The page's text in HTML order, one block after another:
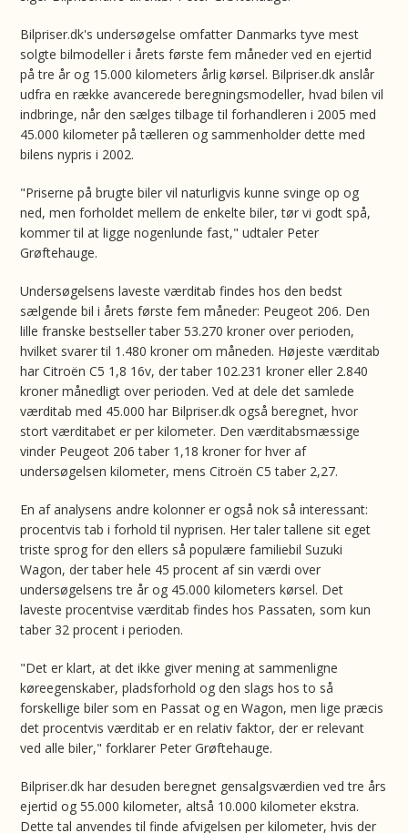
Bilpriser.dk's undersøgelse omfatter Danmarks tyve mest
solgte bilmodeller i årets første fem måneder ved en ejertid
på tre år og 15.000 kilometers årlig kørsel. Bilpriser.dk anslår
udfra en række avancerede beregningsmodeller, hvad bilen vil
indbringe, når den sælges tilbage til forhandleren i 2005 med
45.000 kilometer på tælleren og sammenholder dette med
bilens nypris i 2002.
"Priserne på brugte biler vil naturligvis kunne svinge op og
ned, men forholdet mellem de enkelte biler, tør vi godt spå,
kommer til at ligge nogenlunde fast," udtaler Peter
Grøftehauge.
Undersøgelsens laveste værditab findes hos den bedst
sælgende bil i årets første fem måneder: Peugeot 206. Den
lille franske bestseller taber 53.270 kroner over perioden,
hvilket svarer til 1.480 kroner om måneden. Højeste værditab
har Citroën C5 1,8 16v, der taber 102.231 kroner eller 2.840
kroner månedligt over perioden. Ved at dele det samlede
værditab med 45.000 har Bilpriser.dk også beregnet, hvor
stort værditabet er per kilometer. Den værditabsmæssige
vinder Peugeot 206 taber 1,18 kroner for hver af
undersøgelsen kilometer, mens Citroën C5 taber 2,27.
En af analysens andre kolonner er også nok så interessant:
procentvis tab i forhold til nyprisen. Her taler tallene sit eget
triste sprog for den ellers så populære familiebil Suzuki
Wagon, der taber hele 45 procent af sin værdi over
undersøgelsens tre år og 45.000 kilometers kørsel. Det
laveste procentvise værditab findes hos Passaten, som kun
taber 32 procent i perioden.
"Det er klart, at det ikke giver mening at sammenligne
køreegenskaber, pladsforhold og den slags hos to så
forskellige biler som en Passat og en Wagon, men lige præcis
det procentvis værditab er en relativ faktor, der er relevant
ved alle biler," forklarer Peter Grøftehauge.
Bilpriser.dk har desuden beregnet gensalgsværdien ved tre års
ejertid og 55.000 kilometer, altså 10.000 kilometer ekstra.
Dette tal anvendes til finde afvigelsen per kilometer, hvis der